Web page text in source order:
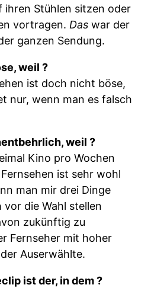
ihren Stühlen sitzen oder
vortragen. Das war der
ganzen Sendung.
weil ?
ist doch nicht böse,
nur, wenn man es falsch
weil ?
Kino pro Wochen
ist sehr wohl
man mir drei Dinge
die Wahl stellen
zukünftig zu
Fernseher mit hoher
Auserwählte.
ist der, in dem ?